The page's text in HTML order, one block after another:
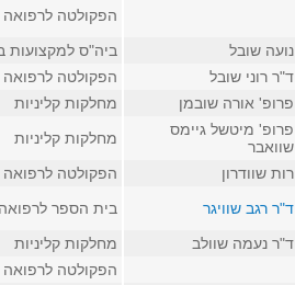
הפקולטה לרפואה
נועה שובל
ביה"ס למקצועות
ד"ר רוני שובל
הפקולטה לרפואה
פרופ' אורה שובמן
מחלקות קליניות
פרופ' מיטשל גיימס
שוואבר
מחלקות קליניות
רות שוודרון
הפקולטה לרפואה
ד"ר רגב שוויגר
בית הספר לרפואה
ד"ר נעמה שוולב
מחלקות קליניות
הפקולטה לרפואה